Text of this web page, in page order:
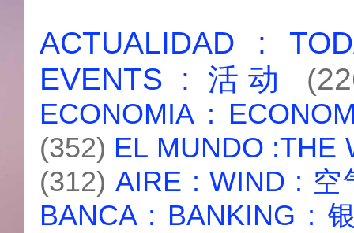
ACTUALIDAD :
EVENTS : 活动
ECONOMIA :
(352) EL MUNDO :THE
(312) AIRE : WIND : 空
BANCA : BANKING :